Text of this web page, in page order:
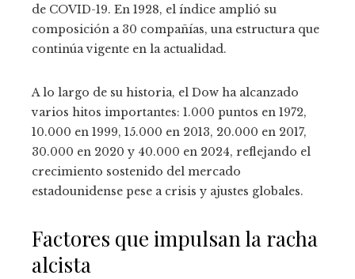
de COVID-19. En 1928, el índice amplió su
composición a 30 compañías, una estructura que
continúa vigente en la actualidad.
A lo largo de su historia, el Dow ha alcanzado
varios hitos importantes: 1.000 puntos en 1972,
10.000 en 1999, 15.000 en 2013, 20.000 en 2017,
30.000 en 2020 y 40.000 en 2024, reflejando el
crecimiento sostenido del mercado
estadounidense pese a crisis y ajustes globales.
Factores que impulsan la racha
alcista